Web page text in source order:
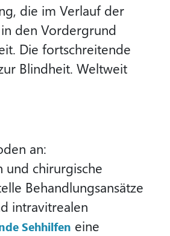
die im Verlauf der
den Vordergrund
Die fortschreitende
Blindheit. Weltweit
an:
und chirurgische
Behandlungsansätze
intravitrealen
Sehhilfen eine